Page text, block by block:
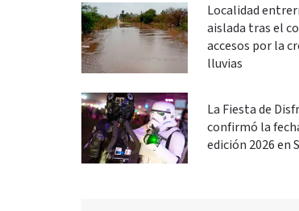
Localidad
aislada tras el
accesos por la
lluvias
La Fiesta de
confirmó la
edición 2026 en